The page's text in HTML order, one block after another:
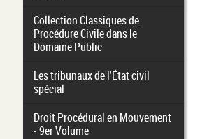
Collection Classiques de
Procédure Civile dans le
Domaine Public
Les tribunaux de l'État civil
spécial
Droit Procédural en Mouvement
- 9er Volume